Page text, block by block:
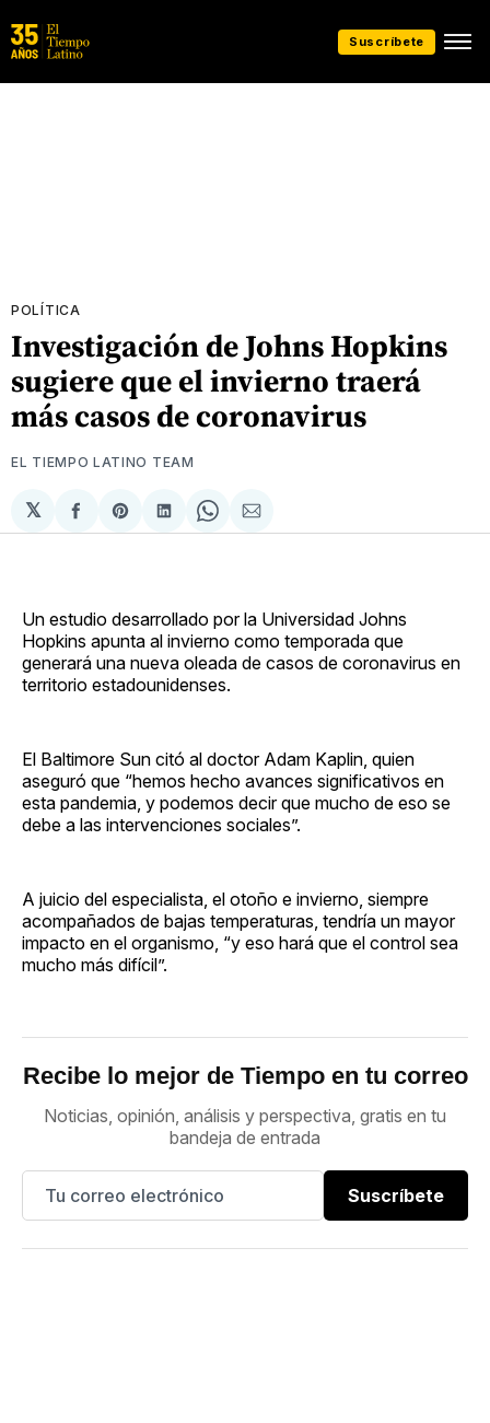
Suscríbete
POLÍTICA
Investigación de Johns Hopkins
sugiere que el invierno traerá
más casos de coronavirus
EL TIEMPO LATINO TEAM
𝕏
Compartir
en
Share
on
Compartir
en
Share
on
Compartir
via
Un estudio desarrollado por la Universidad Johns
Hopkins apunta al invierno como temporada que
generará una nueva oleada de casos de coronavirus en
territorio estadounidenses.
El Baltimore Sun citó al doctor Adam Kaplin, quien
aseguró que “hemos hecho avances significativos en
esta pandemia, y podemos decir que mucho de eso se
debe a las intervenciones sociales”.
A juicio del especialista, el otoño e invierno, siempre
acompañados de bajas temperaturas, tendría un mayor
impacto en el organismo, “y eso hará que el control sea
mucho más difícil”.
Recibe lo mejor de Tiempo en tu correo
Noticias, opinión, análisis y perspectiva, gratis en tu
bandeja de entrada
Suscríbete